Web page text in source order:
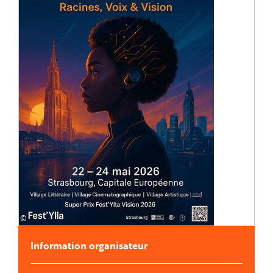
©
Information organisateur